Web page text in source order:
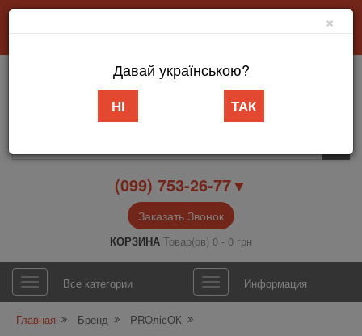
×
Давай українською?
НІ ТАК
(099) 753-26-77▼
Заказать Звонок
КОРЗИНА Товар(ов) 0 - 0 грн
Все категории Информация
Главная Бренд PROлісОК